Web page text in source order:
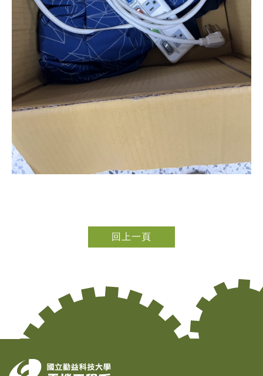
回上一頁